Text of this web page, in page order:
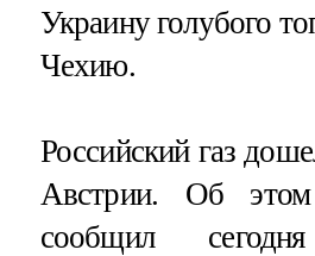
Украину голубого
Чехию.
Российский газ
Австрии. Об этом
сообщил